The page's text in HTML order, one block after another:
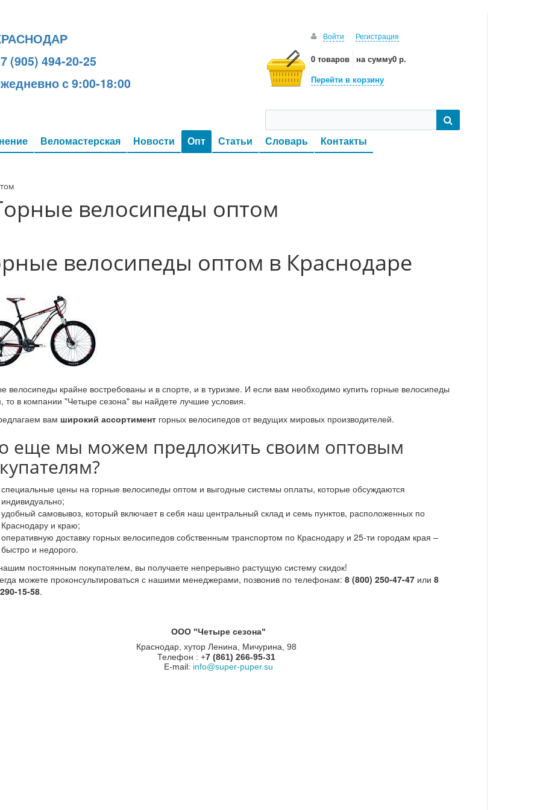
(905) 494-20-25
с 9:00-18:00
Войти Регистрация
0 товаров на сумму0 р.
Перейти в корзину
Веломастерская Новости Опт Статьи Словарь Контакты
велосипеды оптом
велосипеды оптом в Краснодаре
велосипеды крайне востребованы и в спорте, и в туризме. И если вам необходимо купить горные велосипеды
то в компании "Четыре сезона" вы найдете лучшие условия.
вам широкий ассортимент горных велосипедов от ведущих мировых производителей.
еще мы можем предложить своим оптовым
специальные цены на горные велосипеды оптом и выгодные системы оплаты, которые обсуждаются
индивидуально;
удобный самовывоз, который включает в себя наш центральный склад и семь пунктов, расположенных по
Краснодару и краю;
оперативную доставку горных велосипедов собственным транспортом по Краснодару и 25-ти городам края –
быстро и недорого.
постоянным покупателем, вы получаете непрерывно растущую систему скидок!
можете проконсультироваться с нашими менеджерами, позвонив по телефонам: 8 (800) 250-47-47 или 8
15-58.
ООО "Четыре сезона"
Краснодар, хутор Ленина, Мичурина, 98
Телефон : +7 (861) 266-95-31
E-mail: info@super-puper.su